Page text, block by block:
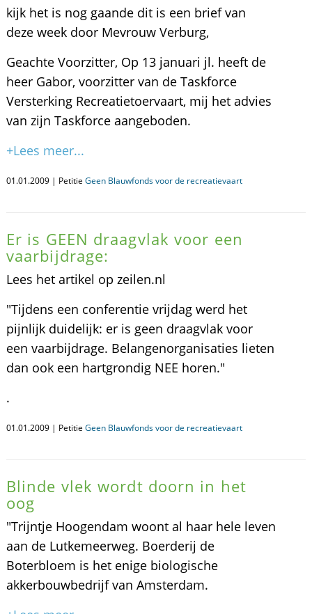
kijk het is nog gaande dit is een brief van
deze week door Mevrouw Verburg,
Geachte Voorzitter, Op 13 januari jl. heeft de
heer Gabor, voorzitter van de Taskforce
Versterking Recreatietoervaart, mij het advies
van zijn Taskforce aangeboden.
+Lees meer...
01.01.2009 | Petitie Geen Blauwfonds voor de recreatievaart
Er is GEEN draagvlak voor een
vaarbijdrage:
Lees het artikel op zeilen.nl
"Tijdens een conferentie vrijdag werd het
pijnlijk duidelijk: er is geen draagvlak voor
een vaarbijdrage. Belangenorganisaties lieten
dan ook een hartgrondig NEE horen."
.
01.01.2009 | Petitie Geen Blauwfonds voor de recreatievaart
Blinde vlek wordt doorn in het
oog
"Trijntje Hoogendam woont al haar hele leven
aan de Lutkemeerweg. Boerderij de
Boterbloem is het enige biologische
akkerbouwbedrijf van Amsterdam.